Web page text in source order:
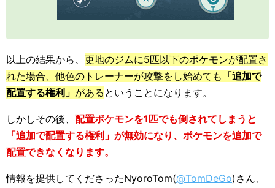
以上の結果から、 更地のジムに5匹以下のポケモンが配置さ
れた場合、他色のトレーナーが攻撃をし始めても 「追加で
配置する権利」 がある ということになります。
しかしその後、 配置ポケモンを1匹でも倒されてしまうと
「追加で配置する権利」が無効になり、ポケモンを追加で
配置できなくなります。
情報を提供してくださったNyoroTom(@TomDeGo)さん、